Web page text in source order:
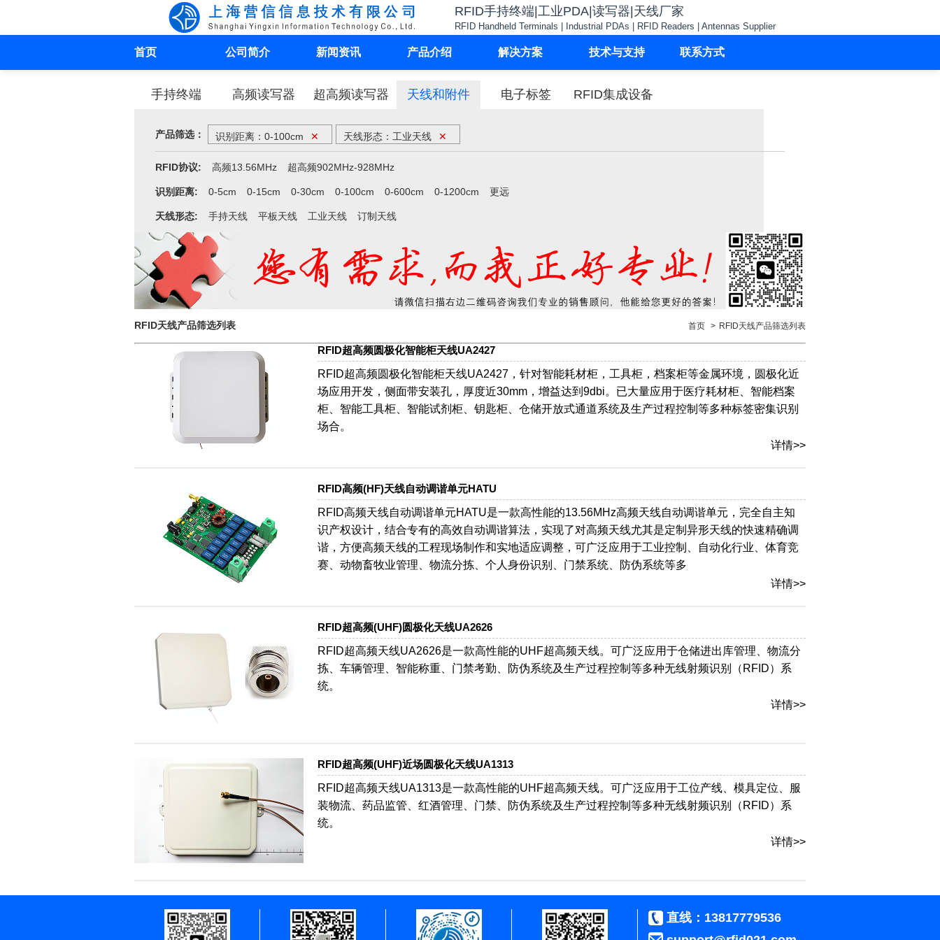
RFID手持终端|工业PDA|读写器|天线厂家
RFID Handheld Terminals | Industrial PDAs | RFID Readers | Antennas Supplier
首页 公司简介 新闻资讯 产品介绍 解决方案 技术与支持 联系方式
手持终端 高频读写器 超高频读写器 天线和附件 电子标签 RFID集成设备
产品筛选： 识别距离：0-100cm ✕ 天线形态：工业天线 ✕
RFID协议: 高频13.56MHz 超高频902MHz-928MHz
识别距离: 0-5cm 0-15cm 0-30cm 0-100cm 0-600cm 0-1200cm 更远
天线形态: 手持天线 平板天线 工业天线 订制天线
RFID天线产品筛选列表 首页 > RFID天线产品筛选列表
RFID超高频圆极化智能柜天线UA2427
RFID超高频圆极化智能柜天线UA2427，针对智能耗材柜，工具柜，档案柜等金属环境，圆极化近
场应用开发，侧面带安装孔，厚度近30mm，增益达到9dbi。已大量应用于医疗耗材柜、智能档案
柜、智能工具柜、智能试剂柜、钥匙柜、仓储开放式通道系统及生产过程控制等多种标签密集识别
场合。
详情>>
RFID高频(HF)天线自动调谐单元HATU
RFID高频天线自动调谐单元HATU是一款高性能的13.56MHz高频天线自动调谐单元，完全自主知
识产权设计，结合专有的高效自动调谐算法，实现了对高频天线尤其是定制异形天线的快速精确调
谐，方便高频天线的工程现场制作和实地适应调整，可广泛应用于工业控制、自动化行业、体育竞
赛、动物畜牧业管理、物流分拣、个人身份识别、门禁系统、防伪系统等多
详情>>
RFID超高频(UHF)圆极化天线UA2626
RFID超高频天线UA2626是一款高性能的UHF超高频天线。可广泛应用于仓储进出库管理、物流分
拣、车辆管理、智能称重、门禁考勤、防伪系统及生产过程控制等多种无线射频识别（RFID）系
统。
详情>>
RFID超高频(UHF)近场圆极化天线UA1313
RFID超高频天线UA1313是一款高性能的UHF超高频天线。可广泛应用于工位产线、模具定位、服
装物流、药品监管、红酒管理、门禁、防伪系统及生产过程控制等多种无线射频识别（RFID）系
统。
详情>>
直线：13817779536